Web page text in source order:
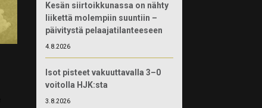
Kesän siirtoikkunassa on nähty
liikettä molempiin suuntiin –
päivitystä pelaajatilanteeseen
4.8.2026
Isot pisteet vakuuttavalla 3–0
voitolla HJK:sta
3.8.2026